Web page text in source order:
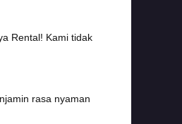
Rental! Kami tidak
rasa nyaman